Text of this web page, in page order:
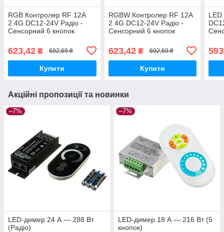
RGB Контролер RF 12A
2.4G DC12-24V Радіо -
Сенсорний 6 кнопок
623,42 ₴ 692,69 ₴
Купити
RGBW Контролер RF 12A
2.4G DC12-24V Радіо -
Сенсорний 6 кнопок
623,42₴ 692,69 ₴
Купити
Акційні пропозиції та новинки
–7%
LED-димер 24 А — 288 Вт
(Радіо)
–7%
LED-димер 18 А — 216 Вт (5
кнопок)